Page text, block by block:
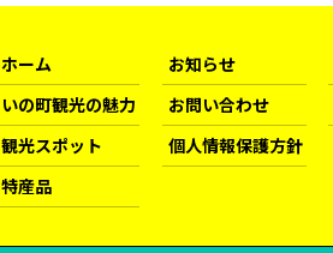
ホーム
いの町観光の魅力
観光スポット
特産品
お知らせ
お問い合わせ
個人情報保護方針